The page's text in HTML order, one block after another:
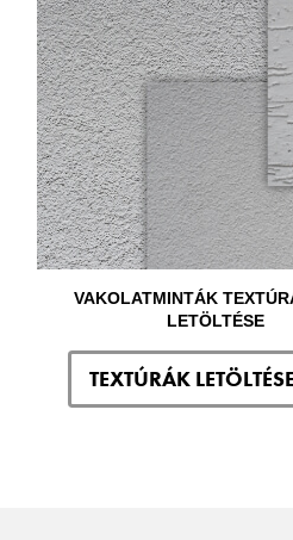
VAKOLATMINTÁK
LETÖLTÉSE
TEXTÚRÁK